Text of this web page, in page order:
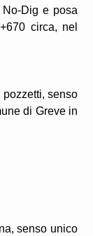
Dig e posa
circa, nel
senso
di Greve in
senso unico